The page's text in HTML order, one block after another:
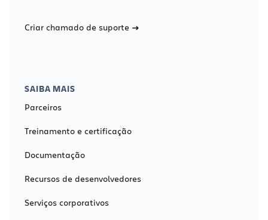
Criar chamado de suporte
SAIBA MAIS
Parceiros
Treinamento e certificação
Documentação
Recursos de desenvolvedores
Serviços corporativos